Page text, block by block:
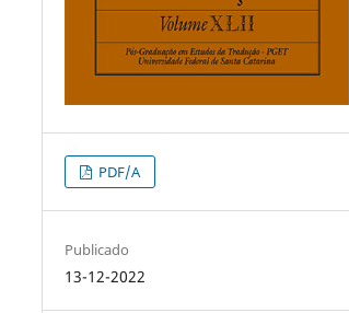
PDF/A
Publicado
13-12-2022